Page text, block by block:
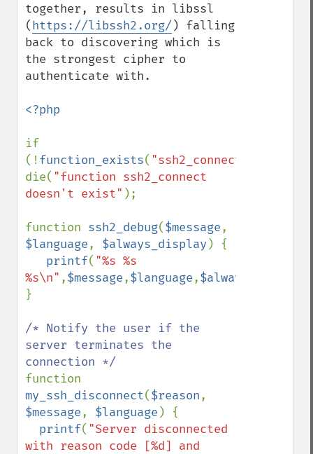
together, results in libssl
(https://libssh2.org/ ) falling
back to discovering which is
the strongest cipher to
authenticate with.
<?php
if
(!function_exists( "ssh2_connect"
die( "function ssh2_connect
doesn't exist" );
function ssh2_debug($message
$language, $always_display ) {
printf( "%s %s
%s\n" ,$message,$language,$always_display
}
/* Notify the user if the
server terminates the
my_ssh_disconnect($reason
$message, $language ) {
printf( "Server disconnected
with reason code [%d] and